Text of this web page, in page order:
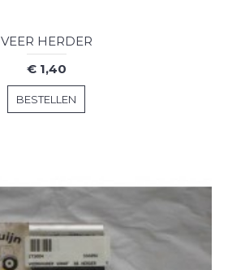
VEER HERDER
€ 1,40
BESTELLEN